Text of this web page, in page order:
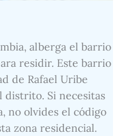
alberga el barrio
residir. Este barrio
de Rafael Uribe
distrito. Si necesitas
no olvides el código
zona residencial.